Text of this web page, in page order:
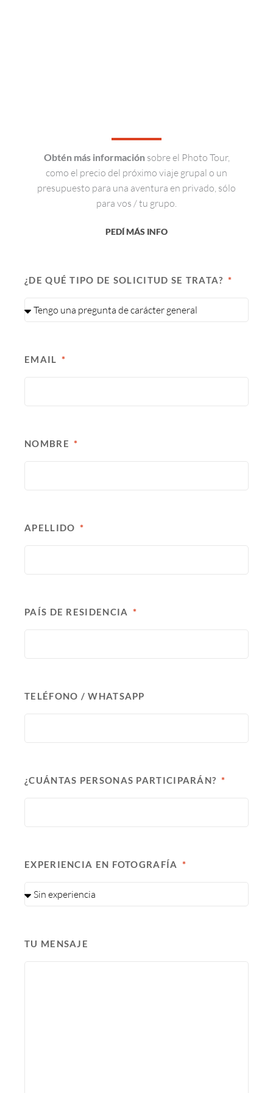
Obtén más informaciónsobre el Photo Tour,
como el precio del próximo viaje grupal o un
presupuesto para una aventura en privado, sólo
para vos / tu grupo.
PEDÍ MÁS INFO
¿DE QUÉ TIPO DE SOLICITUD SE TRATA?
EMAIL
NOMBRE
APELLIDO
PAÍS DE RESIDENCIA
TELÉFONO / WHATSAPP
¿CUÁNTAS PERSONAS PARTICIPARÁN?
EXPERIENCIA EN FOTOGRAFÍA
TU MENSAJE